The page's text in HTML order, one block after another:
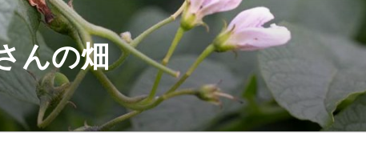
んの畑